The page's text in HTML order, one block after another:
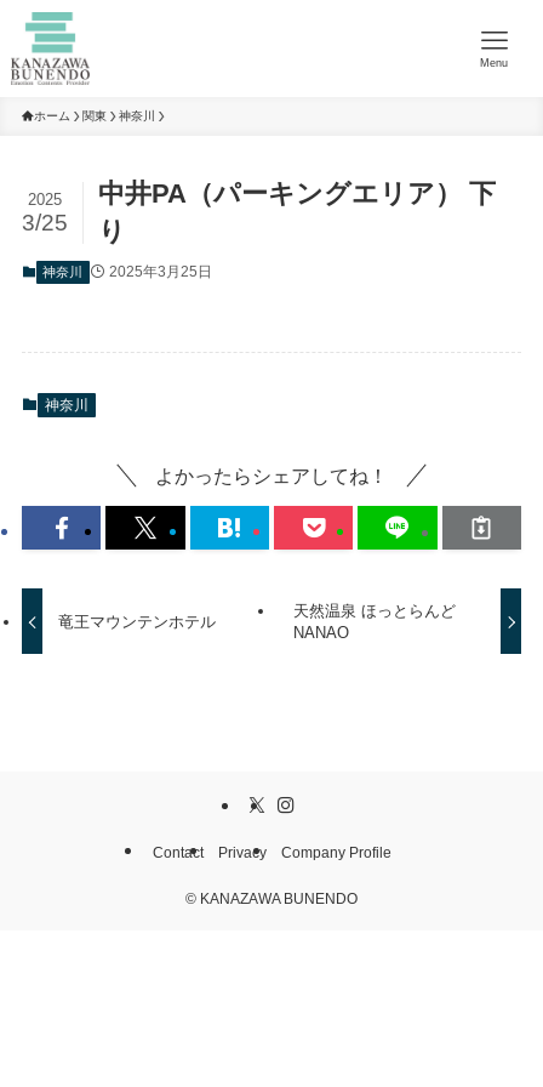
Menu
ホーム 関東 神奈川
中井PA（パーキングエリア） 下
り
2025
3/25
神奈川 2025年3月25日
神奈川
よかったらシェアしてね！
竜王マウンテンホテル
天然温泉 ほっとらんど
NANAO
Contact Privacy Company Profile
© KANAZAWA BUNENDO